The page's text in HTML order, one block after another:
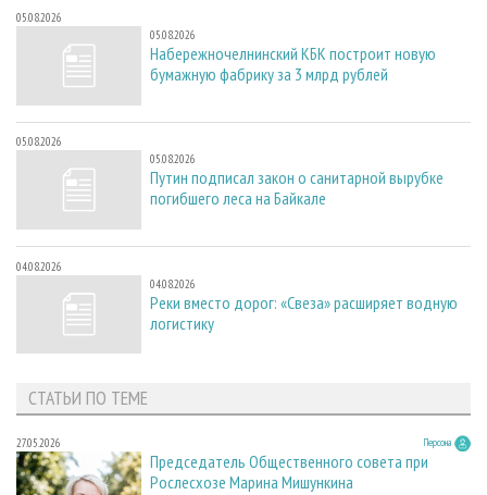
05.08.2026
05.08.2026
Набережночелнинский КБК построит новую
бумажную фабрику за 3 млрд рублей
05.08.2026
05.08.2026
Путин подписал закон о санитарной вырубке
погибшего леса на Байкале
04.08.2026
04.08.2026
Реки вместо дорог: «Свеза» расширяет водную
логистику
СТАТЬИ ПО ТЕМЕ
27.05.2026 Персона
Председатель Общественного совета при
Рослесхозе Марина Мишункина